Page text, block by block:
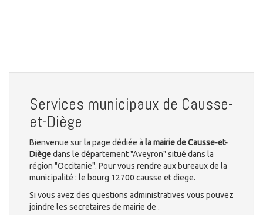
Services municipaux de Causse-
et-Diège
Bienvenue sur la page dédiée à la mairie de Causse-et-
Diègedans le département "Aveyron" situé dans la
région "Occitanie". Pour vous rendre aux bureaux de la
municipalité : le bourg 12700 causse et diege.
Si vous avez des questions administratives vous pouvez
joindre les secretaires de mairie de .